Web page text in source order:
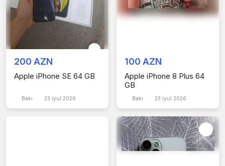
200 AZN
Apple iPhone SE 64 GB
Bakı 23 iyul 2026
100 AZN
Apple iPhone 8 Plus 64
GB
Bakı 23 iyul 2026